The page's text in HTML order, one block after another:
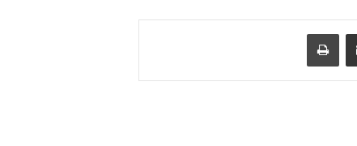
مشاركة عبر البريد طباعة